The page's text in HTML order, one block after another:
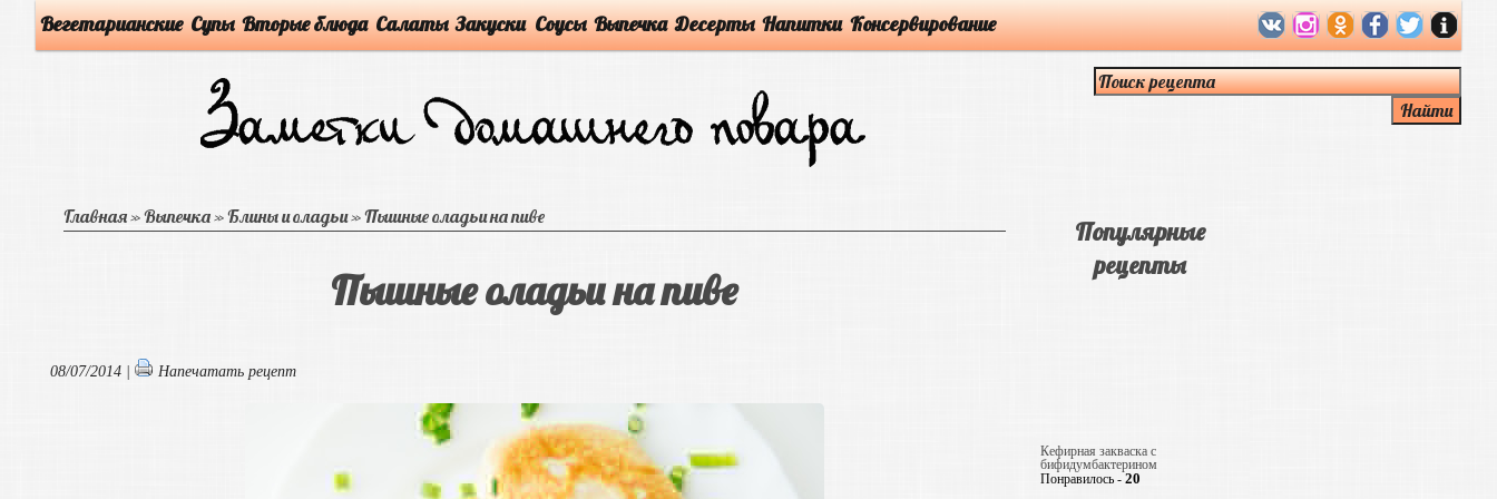
Вегетарианские Супы Вторые блюда Салаты Закуски Соусы Выпечка Десерты Напитки Консервирование
Главная»Выпечка»Блины и оладьи»Пышные оладьи на пиве
Пышные оладьи на пиве
08/07/2014 | Напечатать рецепт
Популярные
рецепты
Кефирная закваска с
бифидумбактерином
Понравилось - 20